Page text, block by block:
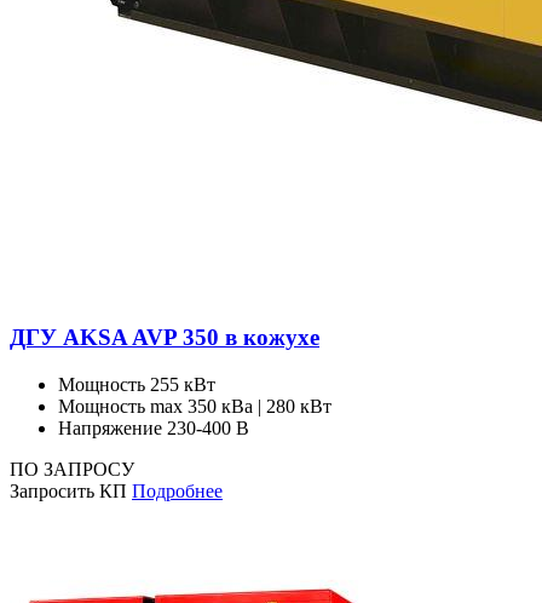
ДГУ AKSA AVP 350 в кожухе
Мощность 255 кВт
Мощность max 350 кВа | 280 кВт
Напряжение 230-400 В
ПО ЗАПРОСУ
Запросить КП Подробнее